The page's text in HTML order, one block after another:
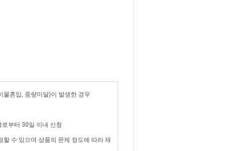
혼입, 중량미달)이 발생한 경우
부터 30일 이내 신청
수 있으며 상품의 문제 정도에 따라 재